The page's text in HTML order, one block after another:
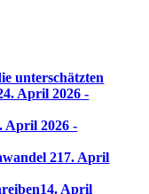
unterschätzten
April 2026 -
April 2026 -
217. April
14. April